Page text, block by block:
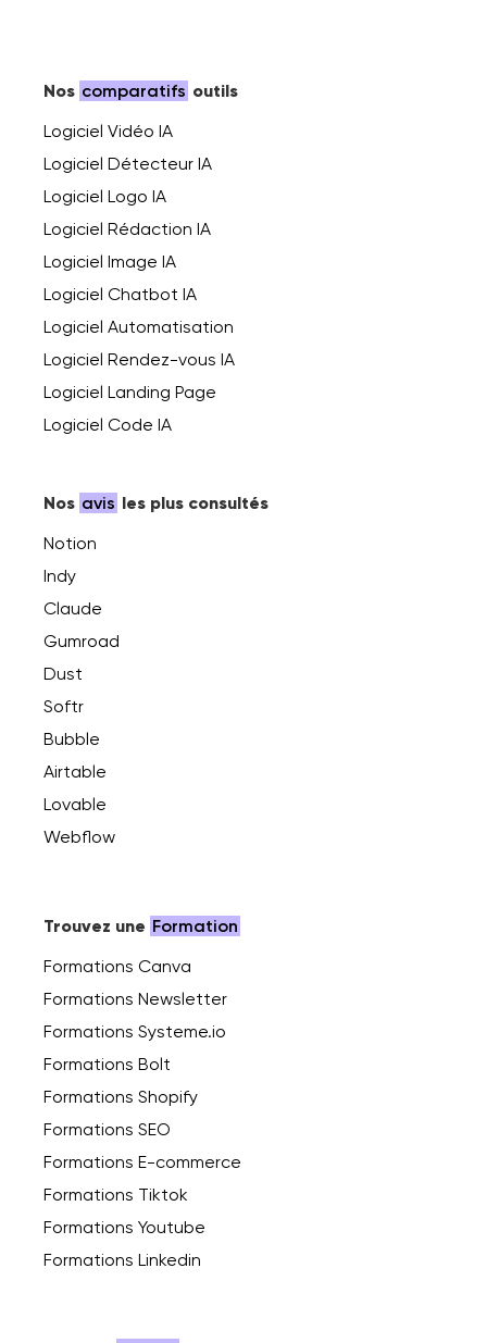
Nos comparatifs outils
Logiciel Vidéo IA
Logiciel Détecteur IA
Logiciel Logo IA
Logiciel Rédaction IA
Logiciel Image IA
Logiciel Chatbot IA
Logiciel Automatisation
Logiciel Rendez-vous IA
Logiciel Landing Page
Logiciel Code IA
Nos avis les plus consultés
Notion
Indy
Claude
Gumroad
Dust
Softr
Bubble
Airtable
Lovable
Webflow
Trouvez une Formation
Formations Canva
Formations Newsletter
Formations Systeme.io
Formations Bolt
Formations Shopify
Formations SEO
Formations E-commerce
Formations Tiktok
Formations Youtube
Formations Linkedin